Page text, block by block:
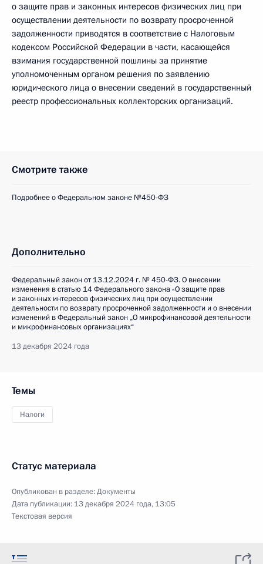
о защите прав и законных интересов физических лиц при
осуществлении деятельности по возврату просроченной
задолженности приводятся в соответствие с Налоговым
кодексом Российской Федерации в части, касающейся
взимания государственной пошлины за принятие
уполномоченным органом решения по заявлению
юридического лица о внесении сведений в государственный
реестр профессиональных коллекторских организаций.
Смотрите также
Подробнее о Федеральном законе №450-ФЗ
Дополнительно
Федеральный закон от 13.12.2024 г. № 450-ФЗ. О внесении
изменения в статью 14 Федерального закона «О защите прав
и законных интересов физических лиц при осуществлении
деятельности по возврату просроченной задолженности и о внесении
изменений в Федеральный закон „О микрофинансовой деятельности
и микрофинансовых организациях“
13 декабря 2024 года
Темы
Налоги
Статус материала
Опубликован в разделе:Документы
Дата публикации: 13 декабря 2024 года, 13:05
Текстовая версия